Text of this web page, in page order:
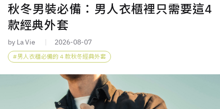
秋冬男裝必備：男人衣櫃裡只需要這4
款經典外套
by La Vie 2026-08-07
男人衣櫃必備的 4 款秋冬經典外套